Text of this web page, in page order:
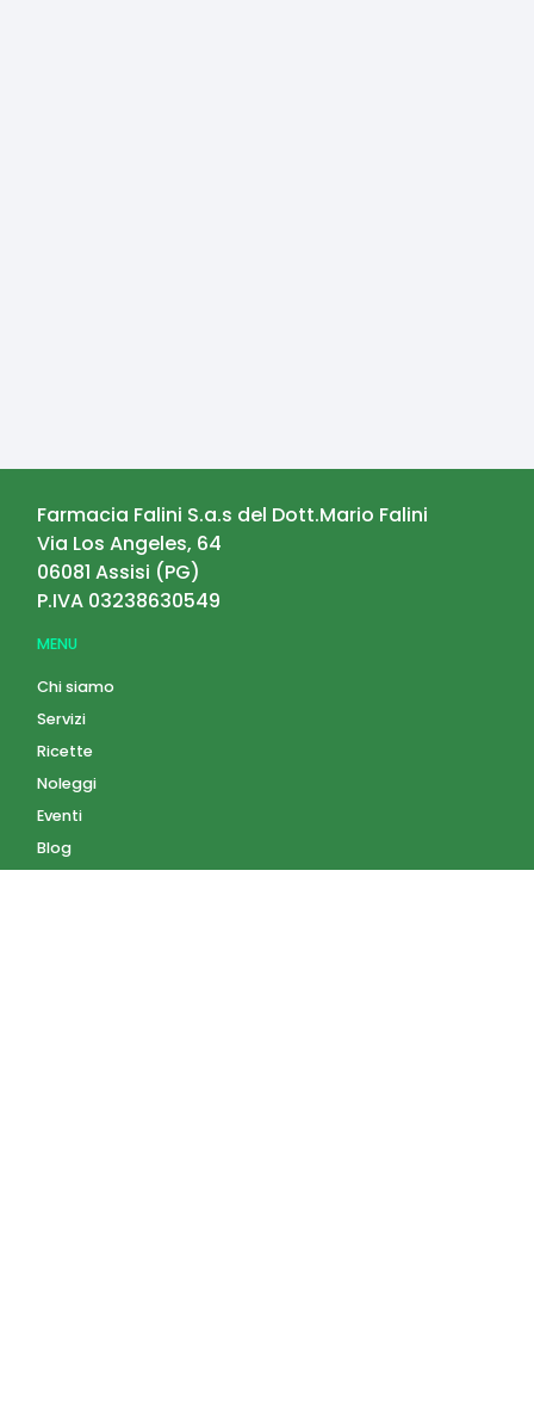
Farmacia Falini S.a.s del Dott.Mario Falini
Via Los Angeles, 64
06081 Assisi (PG)
P.IVA 03238630549
MENU
Chi siamo
Servizi
Ricette
Noleggi
Eventi
Blog